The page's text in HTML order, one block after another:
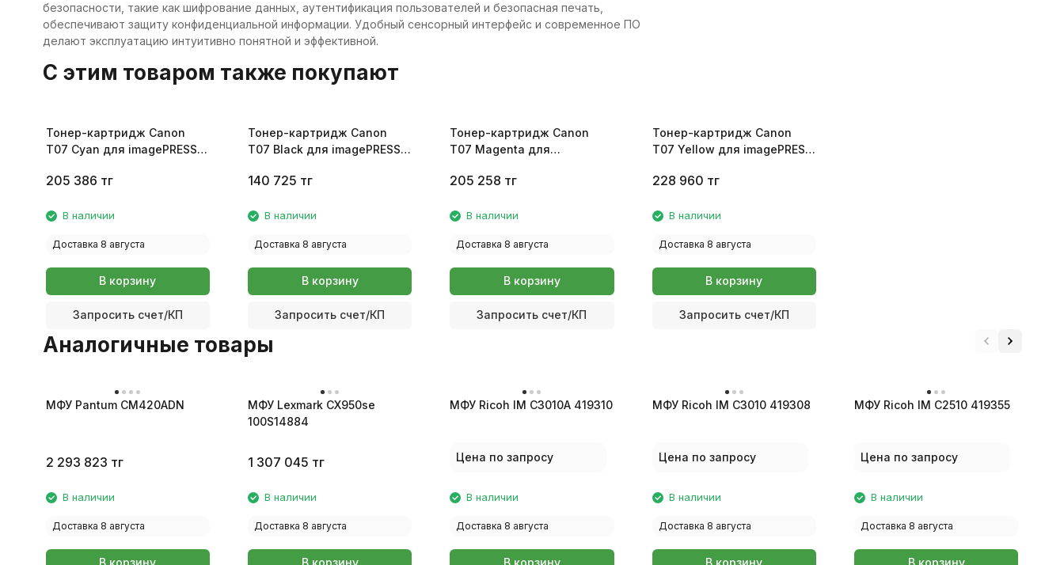
безопасности, такие как шифрование данных, аутентификация пользователей и безопасная печать,
обеспечивают защиту конфиденциальной информации. Удобный сенсорный интерфейс и современное ПО
делают эксплуатацию интуитивно понятной и эффективной.
C этим товаром также покупают
Тонер-картридж Canon
T07 Cyan для imagePRESS
205 386 тг
В наличии
Доставка 8 августа
В корзину
Запросить счет/КП
Тонер-картридж Canon
T07 Black для imagePRESS
140 725 тг
В наличии
Доставка 8 августа
В корзину
Запросить счет/КП
Тонер-картридж Canon
T07 Magenta для
205 258 тг
В наличии
Доставка 8 августа
В корзину
Запросить счет/КП
Тонер-картридж Canon
T07 Yellow для imagePRESS
228 960 тг
В наличии
Доставка 8 августа
В корзину
Запросить счет/КП
Аналогичные товары
МФУ Pantum CM420ADN
2 293 823 тг
В наличии
Доставка 8 августа
МФУ Lexmark CX950se
100S14884
1 307 045 тг
В наличии
Доставка 8 августа
МФУ Ricoh IM C3010A 419310
Цена по запросу
В наличии
Доставка 8 августа
МФУ Ricoh IM C3010 419308
Цена по запросу
В наличии
Доставка 8 августа
МФУ Ricoh IM C2510 419355
Цена по запросу
В наличии
Доставка 8 августа